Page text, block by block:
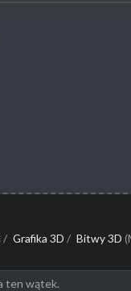
/ Grafika 3D / Bitwy 3D
ten wątek.